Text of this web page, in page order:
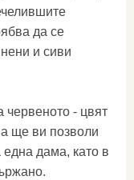
да се
и сиви
червеното - цвят
ще ви позволи
една дама, като в